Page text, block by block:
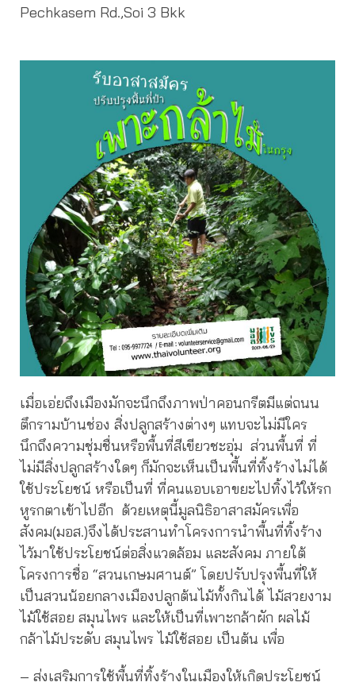
Pechkasem Rd.,Soi 3 Bkk
เมื่อเอ่ยถึงเมืองมักจะนึกถึงภาพป่าคอนกรีตมีแต่ถนน
ตึกรามบ้านช่อง สิ่งปลูกสร้างต่างๆ แทบจะไม่มีใคร
นึกถึงความชุ่มชื่นหรือพื้นที่สีเขียวชะอุ่ม ส่วนพื้นที่ ที่
ไม่มีสิ่งปลูกสร้างใดๆ ก็มักจะเห็นเป็นพื้นที่ทิ้งร้างไม่ได้
ใช้ประโยชน์ หรือเป็นที่ ที่คนแอบเอาขยะไปทิ้งไว้ให้รก
หูรกตาเข้าไปอีก ด้วยเหตุนี้มูลนิธิอาสาสมัครเพื่อ
สังคม(มอส.)จึงได้ประสานทำโครงการนำพื้นที่ทิ้งร้าง
ไว้มาใช้ประโยชน์ต่อสิ่งแวดล้อม และสังคม ภายใต้
โครงการชื่อ “สวนเกษมศานต์” โดยปรับปรุงพื้นที่ให้
เป็นสวนน้อยกลางเมืองปลูกต้นไม้ทั้งกินได้ ไม้สวยงาม
ไม้ใช้สอย สมุนไพร และให้เป็นที่เพาะกล้าผัก ผลไม้
กล้าไม้ประดับ สมุนไพร ไม้ใช้สอย เป็นต้น เพื่อ
– ส่งเสริมการใช้พื้นที่ทิ้งร้างในเมืองให้เกิดประโยชน์